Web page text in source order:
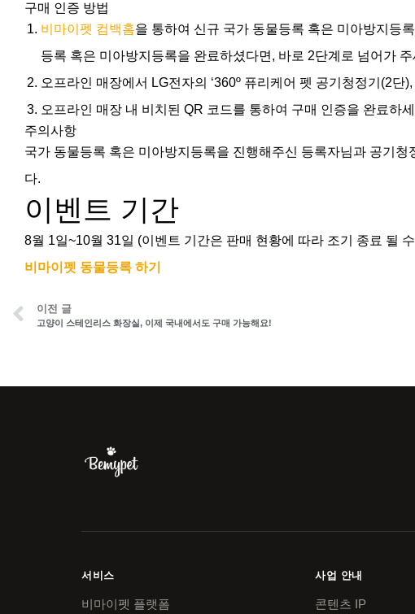
구매 인증 방법
비마이펫 컴백홈을 통하여 신규 국가 동물등록 혹은 미아방지등
등록 혹은 미아방지등록을 완료하셨다면, 바로 2단계로 넘어가 주
오프라인 매장에서 LG전자의 ‘360º 퓨리케어 펫 공기청정기(2
오프라인 매장 내 비치된 QR 코드를 통하여 구매 인증을 완료하
주의사항
국가 동물등록 혹은 미아방지등록을 진행해주신 등록자님과 공기
다.
이벤트 기간
8월 1일~10월 31일 (이벤트 기간은 판매 현황에 따라 조기 종료 될
비마이펫 동물등록 하기
이전 글
고양이 스테인리스 화장실, 이제 국내에서도 구매 가능해요!
서비스
비마이펫 플랫폼
사업 안내
콘텐츠 IP